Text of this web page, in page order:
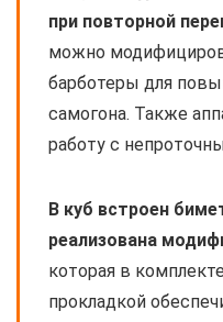
при повторной
можно
барботеры для
самогона. Также
работу с
В куб встроен
реализована
которая в
прокладкой